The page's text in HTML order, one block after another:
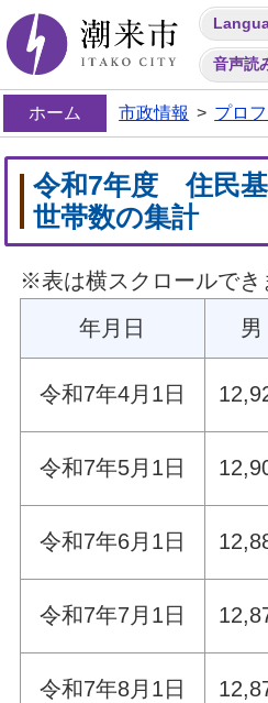
潮来市
音声読
ホーム 市政情報 > プロ
令和7年度 住民基
世帯数の集計
※表は横スクロールでき
年月日
男
令和7年4月1日
令和7年5月1日
令和7年6月1日
令和7年7月1日
令和7年8月1日